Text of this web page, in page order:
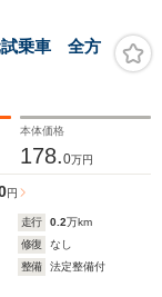
試乗車 全方
本体価格
178.0万円
円
走行 0.2万km
修復
なし
整備
法定整備付